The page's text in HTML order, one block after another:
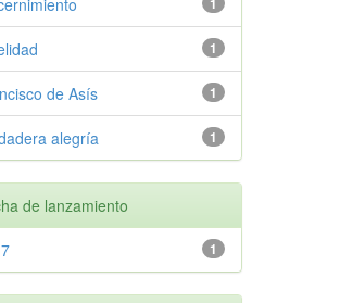
1
1
de Asís
1
alegría
de lanzamiento
1